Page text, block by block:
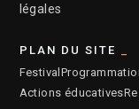
légales
PLAN DU SITE
Festival
Actions éducatives